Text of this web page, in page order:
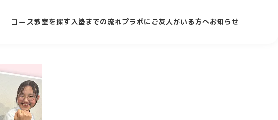
コース教室を探す入塾までの流れプラボにご友人がいる方へお知らせ